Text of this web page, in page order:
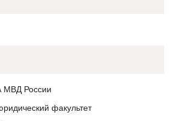
России
факультет